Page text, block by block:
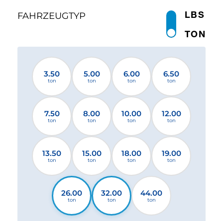
FAHRZEUGTYP
TON
LBS
3.50
ton
5.00
ton
6.00
ton
6.50
ton
7.50
ton
8.00
ton
10.00
ton
12.00
ton
13.50
ton
15.00
ton
18.00
ton
19.00
ton
26.00
ton
32.00
ton
44.00
ton